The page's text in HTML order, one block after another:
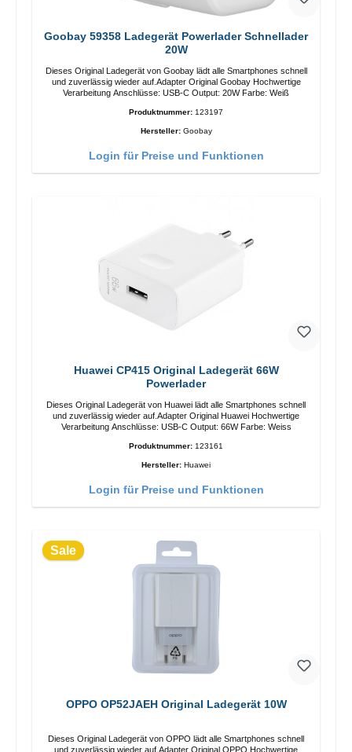
Goobay 59358 Ladegerät Powerlader Schnellader
20W
Dieses Original Ladegerät von Goobay lädt alle Smartphones schnell
und zuverlässig wieder auf.Adapter Original Goobay Hochwertige
Verarbeitung Anschlüsse: USB-C Output: 20W Farbe: Weiß
Produktnummer: 123197
Hersteller: Goobay
Login für Preise und Funktionen
Huawei CP415 Original Ladegerät 66W
Powerlader
Dieses Original Ladegerät von Huawei lädt alle Smartphones schnell
und zuverlässig wieder auf.Adapter Original Huawei Hochwertige
Verarbeitung Anschlüsse: USB-C Output: 66W Farbe: Weiss
Produktnummer: 123161
Hersteller: Huawei
Login für Preise und Funktionen
Sale
OPPO OP52JAEH Original Ladegerät 10W
Dieses Original Ladegerät von OPPO lädt alle Smartphones schnell
und zuverlässig wieder auf.Adapter Original OPPO Hochwertige